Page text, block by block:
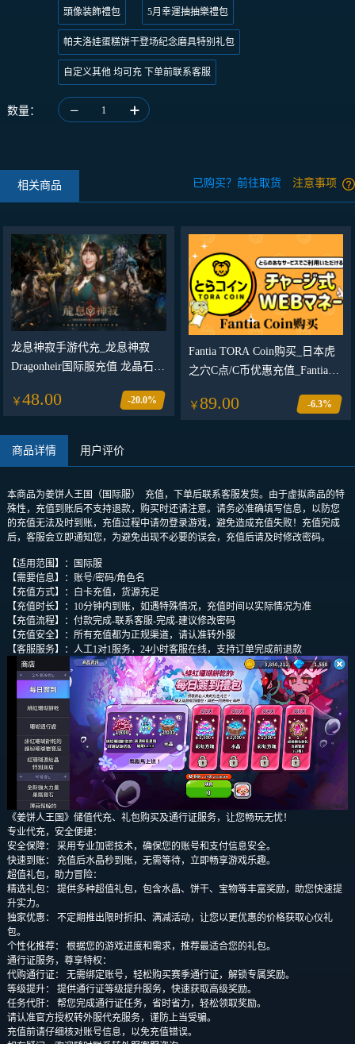
頭像装飾禮包 5月幸運抽抽樂禮包
帕夫洛娃蛋糕饼干登场纪念磨具特别礼包
自定义其他 均可充 下单前联系客服
数量： 1
相关商品 已购买？前往取货 注意事项
龙息神寂手游代充_龙息神寂
Dragonheir国际服充值 龙晶石月
充 港台服 国际服月卡礼包通行
￥48.00 -20.0%
Fantia TORA Coin购买_日本虎
之穴C点/C币优惠充值_Fantia充
￥ 89.00 -6.3%
商品详情 用户评价
本商品为姜饼人王国（国际服） 充值，下单后联系客服发货。由于虚拟商品的特
殊性，充值到账后不支持退款，购买时还请注意。请务必准确填写信息，以防您
的充值无法及时到账，充值过程中请勿登录游戏，避免造成充值失败！充值完成
后，客服会立即通知您，为避免出现不必要的误会，充值后请及时修改密码。
【适用范围】：国际服
【需要信息】：账号/密码/角色名
【充值方式】：白卡充值，货源充足
【充值时长】：10分钟内到账，如遇特殊情况，充值时间以实际情况为准
【充值流程】：付款完成-联系客服-完成-建议修改密码
【充值安全】：所有充值都为正规渠道，请认准转外服
【客服服务】：人工1对1服务，24小时客服在线，支持订单完成前退款
《姜饼人王国》储值代充、礼包购买及通行证服务，让您畅玩无忧！
专业代充，安全便捷：
安全保障： 采用专业加密技术，确保您的账号和支付信息安全。
快速到账： 充值后水晶秒到账，无需等待，立即畅享游戏乐趣。
超值礼包，助力冒险：
精选礼包： 提供多种超值礼包，包含水晶、饼干、宝物等丰富奖励，助您快速提
升实力。
独家优惠： 不定期推出限时折扣、满减活动，让您以更优惠的价格获取心仪礼
包。
个性化推荐： 根据您的游戏进度和需求，推荐最适合您的礼包。
通行证服务，尊享特权：
代购通行证： 无需绑定账号，轻松购买赛季通行证，解锁专属奖励。
等级提升： 提供通行证等级提升服务，快速获取高级奖励。
任务代肝： 帮您完成通行证任务，省时省力，轻松领取奖励。
请认准官方授权转外服代充服务，谨防上当受骗。
充值前请仔细核对账号信息，以免充值错误。